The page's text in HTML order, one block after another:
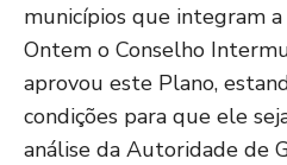
municípios que integram a
Ontem o Conselho
aprovou este Plano,
condições para que ele
análise da Autoridade de